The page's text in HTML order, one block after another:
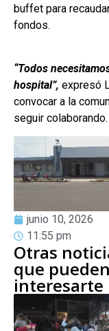
buffet para
fondos.
“Todos
hospital”, expresó
convocar a la
seguir colaborando.
junio 10, 2026
11:55 pm
Otras
que pueden
interesarte